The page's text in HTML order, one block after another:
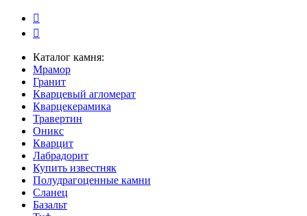
Каталог камня:
Мрамор
Гранит
Кварцевый агломерат
Кварцекерамика
Травертин
Оникс
Кварцит
Лабрадорит
Купить известняк
Полудрагоценные камни
Сланец
Базальт